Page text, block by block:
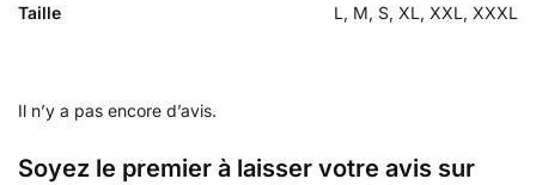
Taille L, M, S, XL, XXL, XXXL
Il n’y a pas encore d’avis.
Soyez le premier à laisser votre avis sur